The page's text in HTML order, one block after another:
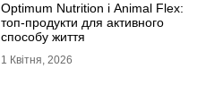
Optimum Nutrition і Animal Flex:
топ-продукти для активного
способу життя
1 Квітня, 2026